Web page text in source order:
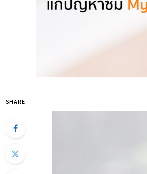
SHARE